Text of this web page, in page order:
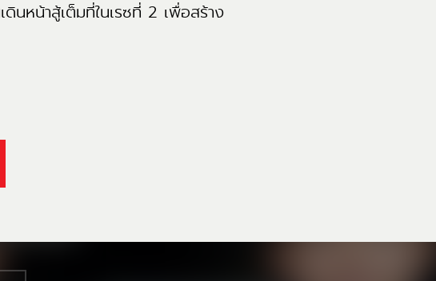
หน้าสู้เต็มที่ในเรซที่ 2 เพื่อสร้าง